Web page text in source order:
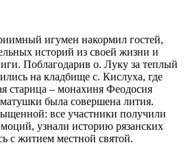
игумен накормил гостей,
историй из своей жизни и
Поблагодарив о. Луку за теплый
на кладбище с. Кислуха, где
старица – монахиня Феодосия
была совершена лития.
все участники получили
узнали историю рязанских
с житием местной святой.